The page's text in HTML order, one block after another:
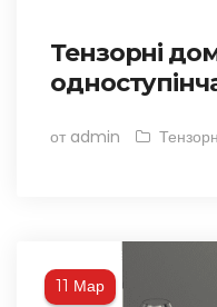
Тензорні
от admin
11 Мар